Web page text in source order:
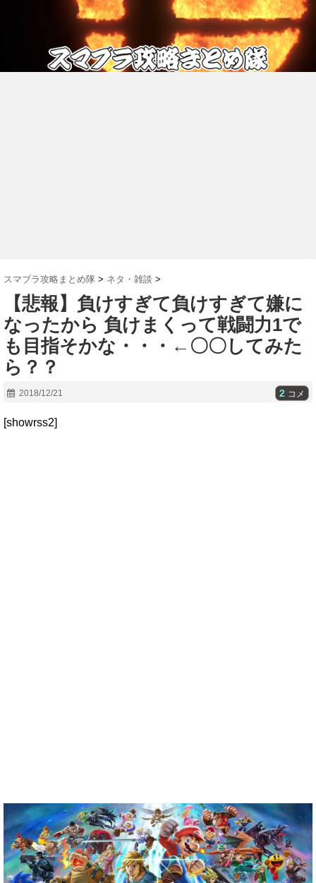
スマブラ攻略まとめ隊 > ネタ・雑談 >
【悲報】負けすぎて負けすぎて嫌に
なったから 負けまくって戦闘力1で
も目指そかな・・・←〇〇してみた
ら？？
2018/12/21 2 コメ
[showrss2]